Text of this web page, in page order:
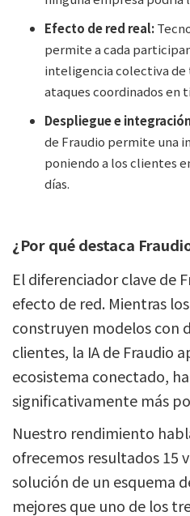
Efecto de red real:
permite a cada
inteligencia colectiva
ataques coordinados en
Despliegue e
de Fraudio permite una
poniendo a los clientes
días.
¿Por qué destaca
El diferenciador clave de
efecto de red. Mientras
construyen modelos con
clientes, la IA de Fraudio
ecosistema conectado,
significativamente más
Nuestro rendimiento
ofrecemos resultados 15
solución de un esquema
mejores que uno de los